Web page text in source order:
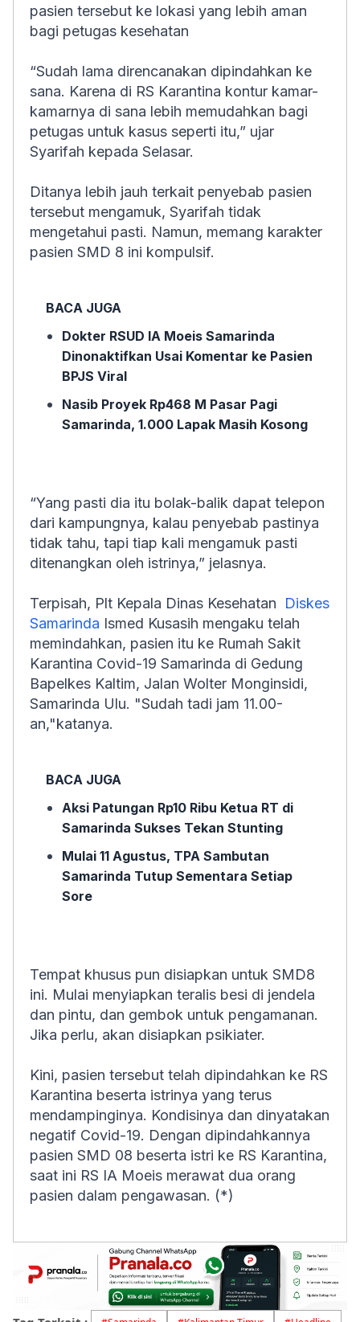
pasien tersebut ke lokasi yang lebih aman
bagi petugas kesehatan
“Sudah lama direncanakan dipindahkan ke
sana. Karena di RS Karantina kontur kamar-
kamarnya di sana lebih memudahkan bagi
petugas untuk kasus seperti itu,” ujar
Syarifah kepada Selasar.
Ditanya lebih jauh terkait penyebab pasien
tersebut mengamuk, Syarifah tidak
mengetahui pasti. Namun, memang karakter
pasien SMD 8 ini kompulsif.
BACA JUGA
Dokter RSUD IA Moeis Samarinda
Dinonaktifkan Usai Komentar ke Pasien
BPJS Viral
Nasib Proyek Rp468 M Pasar Pagi
Samarinda, 1.000 Lapak Masih Kosong
“Yang pasti dia itu bolak-balik dapat telepon
dari kampungnya, kalau penyebab pastinya
tidak tahu, tapi tiap kali mengamuk pasti
ditenangkan oleh istrinya,” jelasnya.
Terpisah, Plt Kepala Dinas Kesehatan Diskes
Samarinda Ismed Kusasih mengaku telah
memindahkan, pasien itu ke Rumah Sakit
Karantina Covid-19 Samarinda di Gedung
Bapelkes Kaltim, Jalan Wolter Monginsidi,
Samarinda Ulu. "Sudah tadi jam 11.00-
an,"katanya.
BACA JUGA
Aksi Patungan Rp10 Ribu Ketua RT di
Samarinda Sukses Tekan Stunting
Mulai 11 Agustus, TPA Sambutan
Samarinda Tutup Sementara Setiap
Sore
Tempat khusus pun disiapkan untuk SMD8
ini. Mulai menyiapkan teralis besi di jendela
dan pintu, dan gembok untuk pengamanan.
Jika perlu, akan disiapkan psikiater.
Kini, pasien tersebut telah dipindahkan ke RS
Karantina beserta istrinya yang terus
mendampinginya. Kondisinya dan dinyatakan
negatif Covid-19. Dengan dipindahkannya
pasien SMD 08 beserta istri ke RS Karantina,
saat ini RS IA Moeis merawat dua orang
pasien dalam pengawasan. (*)